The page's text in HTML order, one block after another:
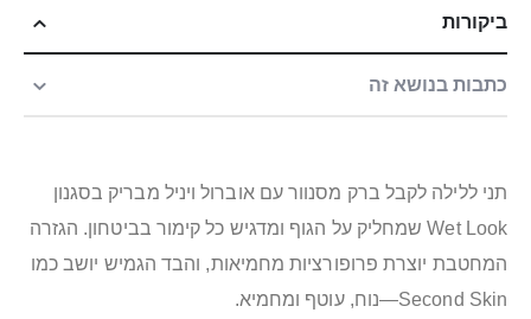
ביקורות
כתבות בנושא זה
תני ללילה לקבל ברק מסנוור עם אוברול ויניל מבריק בסגנון
Wet Look שמחליק על הגוף ומדגיש כל קימור בביטחון. הגזרה
המחטבת יוצרת פרופורציות מחמיאות, והבד הגמיש יושב כמו
Second Skin—נוח, עוטף ומחמיא.